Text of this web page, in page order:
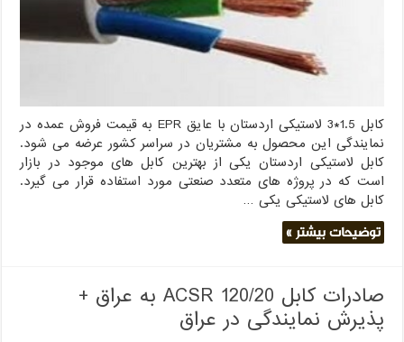
بازار
کابل 1.5*3 لاستیکی اردستان با عایق EPR به قیمت فروش عمده در
نمایندگی این محصول به مشتریان در سراسر کشور عرضه می شود.
کابل لاستیکی اردستان یکی از بهترین کابل های موجود در بازار
است که در پروژه های متعدد صنعتی مورد استفاده قرار می گیرد.
کابل های لاستیکی یکی …
توضیحات بیشتر »
صادرات کابل 120/20 ACSR به عراق +
پذیرش نمایندگی در عراق